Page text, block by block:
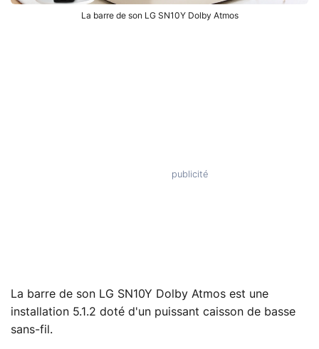
La barre de son LG SN10Y Dolby Atmos
La barre de son LG SN10Y Dolby Atmos est une
installation 5.1.2 doté d'un puissant caisson de basse
sans-fil.